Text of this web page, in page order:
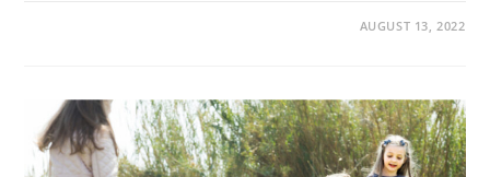
AUGUST 13, 2022